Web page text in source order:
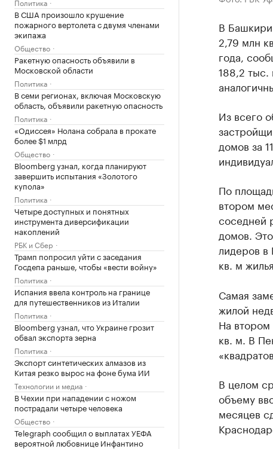
В США произошло крушение
пожарного вертолета с двумя членами
экипажа
Общество
Ракетную опасность объявили в
Московской области
Политика
В семи регионах, включая Московскую
область, объявили ракетную опасность
Политика
«Одиссея» Нолана собрала в прокате
более $1 млрд
Общество
Bloomberg узнал, когда планируют
завершить испытания «Золотого
купола»
Политика
Четыре доступных и понятных
инструмента диверсификации
накоплений
РБК и Сбер
Трамп попросил уйти с заседания
Госдепа раньше, чтобы «вести войну»
Политика
Испания ввела контроль на границе
для путешественников из Италии
Политика
Bloomberg узнал, что Украине грозит
обвал экспорта зерна
Политика
Экспорт синтетических алмазов из
Китая резко вырос на фоне бума ИИ
Технологии и медиа
В Чехии при нападении с ножом
пострадали четыре человека
Общество
Telegraph сообщил о выплатах УЕФА
вероятной любовнице Инфантино
В
2,79 млн
года,
188,2 тыс.
Из всего
домов за
По
втором
соседней
домов.
лидеров в
кв. м
Самая
жилой
На
кв. м. В
В целом
объему
месяцев